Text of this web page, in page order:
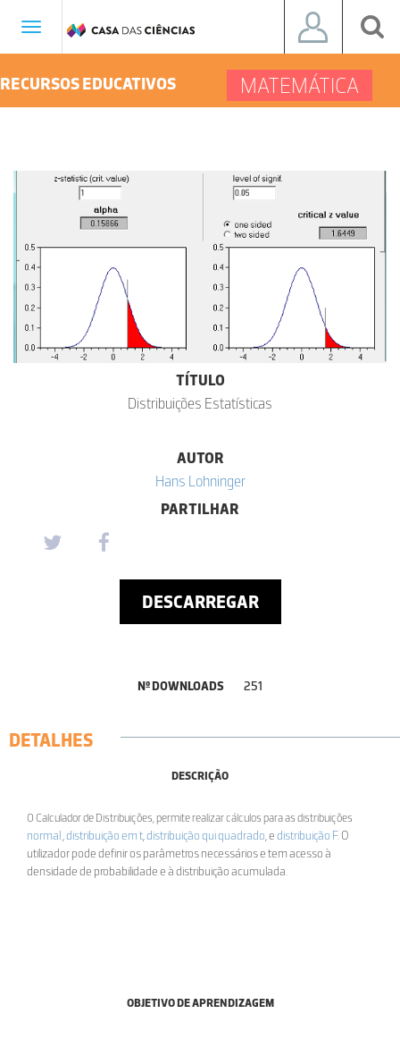
Toggle
RECURSOS EDUCATIVOS MATEMÁTICA
TÍTULO
Distribuições Estatísticas
AUTOR
Hans Lohninger
PARTILHAR
DESCARREGAR
Nº DOWNLOADS 251
DETALHES
DESCRIÇÃO
O Calculador de Distribuições, permite realizar cálculos para as distribuições
normal,distribuição em t,distribuição qui quadrado, edistribuição F. O
utilizador pode definir os parâmetros necessários e tem acesso à
densidade de probabilidade e à distribuição acumulada.
OBJETIVO DE APRENDIZAGEM